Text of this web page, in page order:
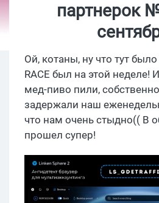
партнерок
Ой, котаны, ну что тут
RACE был на этой
мед-пиво пили,
задержали наш
что нам очень стыдно(( В
прошел супер!